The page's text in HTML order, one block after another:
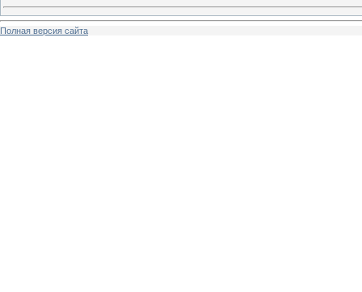
Полная версия сайта